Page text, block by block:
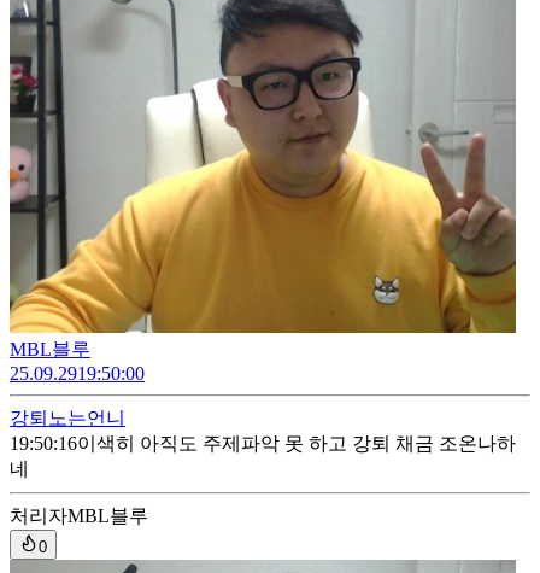
MBL블루
25.09.2919:50:00
강퇴 노는언니
19:50:16이색히 아직도 주제파악 못 하고 강퇴 채금 조온나하
네
처리자MBL블루
0